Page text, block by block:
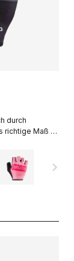
durch
richtige Maß an
navigate_next